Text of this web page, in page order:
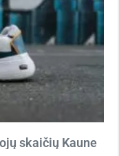
skaičių Kaune